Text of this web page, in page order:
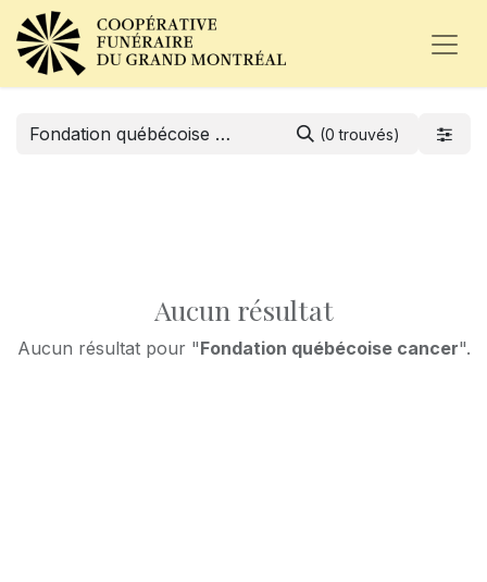
(0 trouvés)
Aucun résultat
Aucun résultat pour "Fondation québécoise cancer".